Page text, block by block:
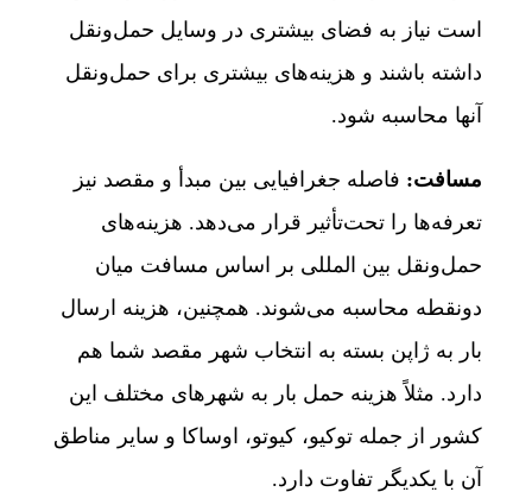
است نیاز به فضای بیشتری در وسایل حمل‌ونقل
داشته باشند و هزینه‌های بیشتری برای حمل‌ونقل
آنها محاسبه شود.
مسافت: فاصله جغرافیایی بین مبدأ و مقصد نیز
تعرفه‌ها را تحت‌تأثیر قرار می‌دهد. هزینه‌های
حمل‌ونقل بین المللی بر اساس مسافت میان
دونقطه محاسبه می‌شوند. همچنین، هزینه ارسال
بار به ژاپن بسته به انتخاب شهر مقصد شما هم
دارد. مثلاً هزینه حمل بار به شهرهای مختلف این
کشور از جمله توکیو، کیوتو، اوساکا و سایر مناطق
آن با یکدیگر تفاوت دارد.